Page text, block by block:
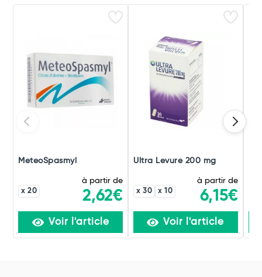
MeteoSpasmyl
x 20
à partir de
2,62€
Voir l'article
Ultra Levure 200 mg
x 30 x 10
à partir de
6,15€
Voir l'article